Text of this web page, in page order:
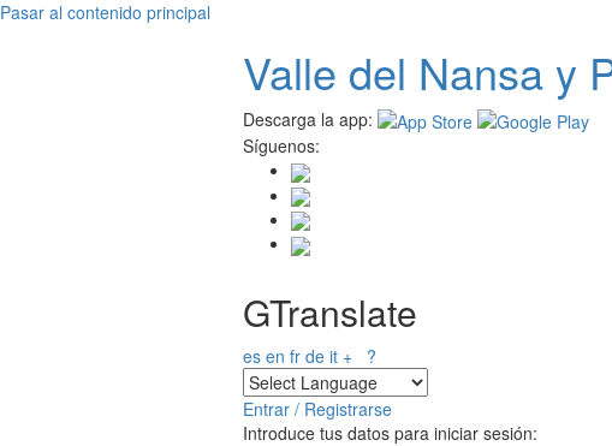
Pasar al contenido principal
Valle del Nansay
Descarga la app:
Síguenos:
GTranslate
es en fr de it + ?
Entrar / Registrarse
Introduce tus datos para iniciar sesión: